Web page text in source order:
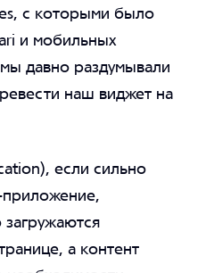
с которыми было
и мобильных
давно раздумывали
наш виджет на
если сильно
а контент